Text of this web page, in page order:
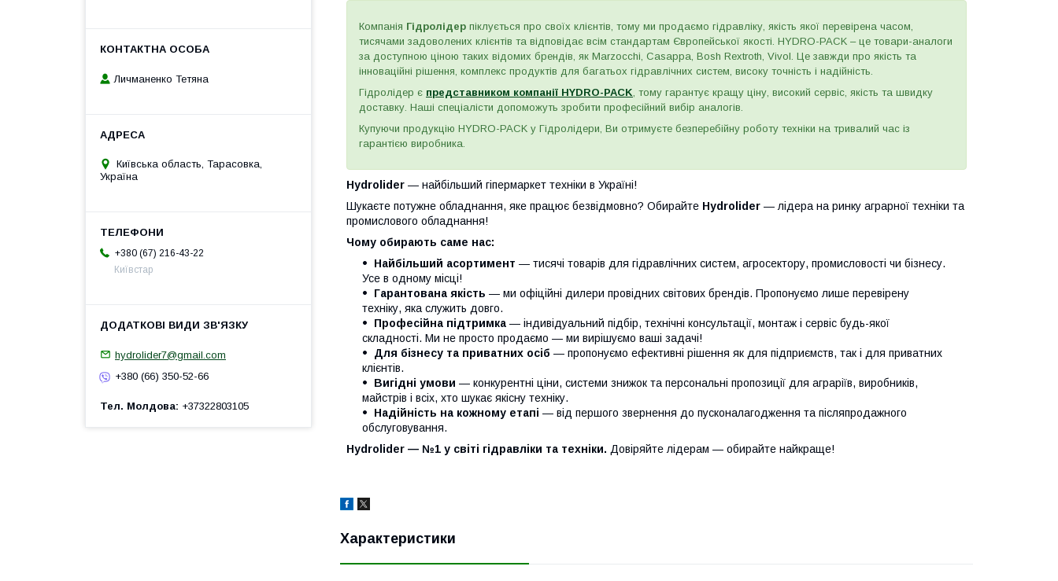
Компанія Гідролідер піклується про своїх клієнтів, тому ми продаємо гідравліку, якість якої перевірена часом,
тисячами задоволених клієнтів та відповідає всім стандартам Європейської якості. HYDRO-PACK – це товари-аналоги
за доступною ціною таких відомих брендів, як Marzocchi, Casappa, Bosh Rextroth, Vivol. Це завжди про якість та
інноваційні рішення, комплекс продуктів для багатьох гідравлічних систем, високу точність і надійність.
Гідролідер є представником компанії HYDRO-PACK, тому гарантує кращу ціну, високий сервіс, якість та швидку
доставку. Наші спеціалісти допоможуть зробити професійний вибір аналогів.
Купуючи продукцію HYDRO-PACK у Гідролідери, Ви отримуєте безперебійну роботу техніки на тривалий час із
гарантією виробника.
Hydrolider — найбільший гіпермаркет техніки в Україні!
Шукаєте потужне обладнання, яке працює безвідмовно? Обирайте Hydrolider — лідера на ринку аграрної техніки та
промислового обладнання!
Чому обирають саме нас:
Найбільший асортимент — тисячі товарів для гідравлічних систем, агросектору, промисловості чи бізнесу.
Усе в одному місці!
Гарантована якість — ми офіційні дилери провідних світових брендів. Пропонуємо лише перевірену
техніку, яка служить довго.
Професійна підтримка — індивідуальний підбір, технічні консультації, монтаж і сервіс будь-якої
складності. Ми не просто продаємо — ми вирішуємо ваші задачі!
Для бізнесу та приватних осіб — пропонуємо ефективні рішення як для підприємств, так і для приватних
клієнтів.
Вигідні умови — конкурентні ціни, системи знижок та персональні пропозиції для аграріїв, виробників,
майстрів і всіх, хто шукає якісну техніку.
Надійність на кожному етапі — від першого звернення до пусконалагодження та післяпродажного
обслуговування.
Hydrolider — №1 у світі гідравліки та техніки. Довіряйте лідерам — обирайте найкраще!
Характеристики
Личманенко Тетяна
Київська область, Тарасовка,
Україна
+380 (67) 216-43-22
Київстар
hydrolider7@gmail.com
+380 (66) 350-52-66
Тел. Молдова +37322803105